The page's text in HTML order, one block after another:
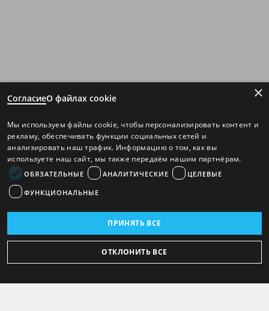
×
СогласиеО файлах cookie
Мы используем файлы cookie, чтобы персонализировать контент и
рекламу, обеспечивать функции социальных сетей и
анализировать наш трафик. Информацию о том, как вы
используете наш сайт, мы также передаём нашим партнёрам.
ОБЯЗАТЕЛЬНЫЕ АНАЛИТИЧЕСКИЕ ЦЕЛЕВЫЕ
ФУНКЦИОНАЛЬНЫЕ
ПРИНЯТЬ ВСЕ
ОТКЛОНИТЬ ВСЕ